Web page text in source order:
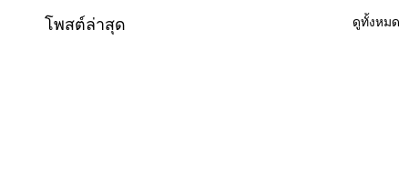
โพสต์ล่าสุด ดูทั้งหมด